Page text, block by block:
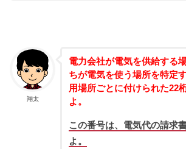
翔太
電力会社が電気を供給する
ちが電気を使う場所を特定
用場所ごとに付けられた22
よ。
この番号は、電気代の請求
よ。